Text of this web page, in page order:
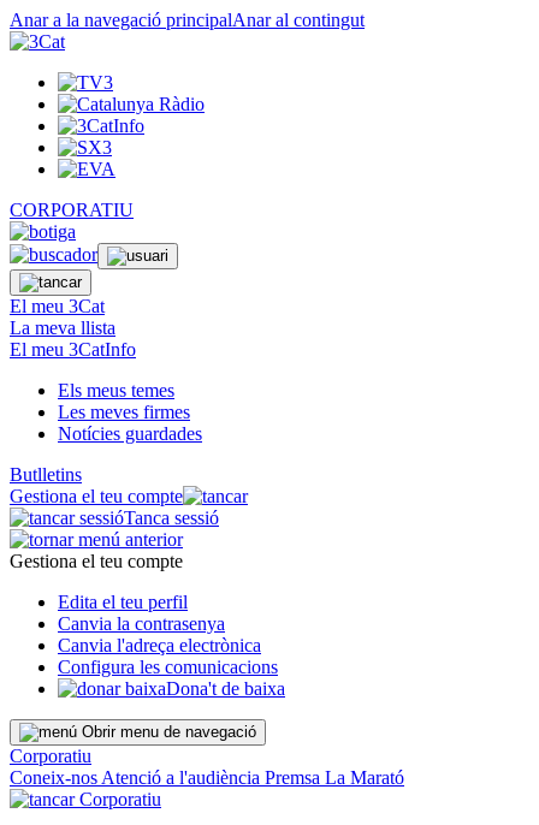
Anar a la navegació principalAnar al contingut
CORPORATIU
El meu 3Cat
La meva llista
El meu 3CatInfo
Els meus temes
Les meves firmes
Notícies guardades
Butlletins
Gestiona el teu compte
Tanca sessió
Gestiona el teu compte
Edita el teu perfil
Canvia la contrasenya
Canvia l'adreça electrònica
Configura les comunicacions
Dona't de baixa
Obrir menu de navegació
Corporatiu
Coneix-nos Atenció a l'audiència Premsa La Marató
Corporatiu